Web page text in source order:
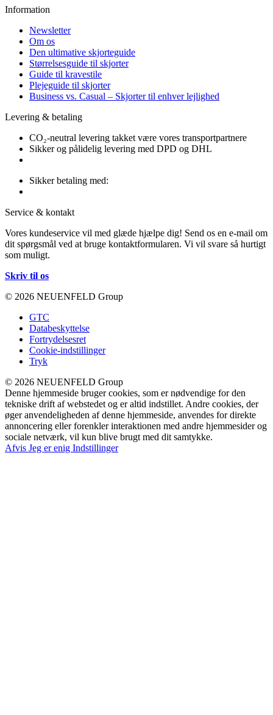
Information
Newsletter
Om os
Den ultimative skjorteguide
Størrelsesguide til skjorter
Guide til kravestile
Plejeguide til skjorter
Business vs. Casual – Skjorter til enhver lejlighed
Levering & betaling
CO₂-neutral levering takket være vores transportpartnere
Sikker og pålidelig levering med DPD og DHL
Sikker betaling med:
Service & kontakt
Vores kundeservice vil med glæde hjælpe dig! Send os en e-mail om
dit spørgsmål ved at bruge kontaktformularen. Vi vil svare så hurtigt
som muligt.
Skriv til os
© 2026 NEUENFELD Group
GTC
Databeskyttelse
Fortrydelsesret
Cookie-indstillinger
Tryk
© 2026 NEUENFELD Group
Denne hjemmeside bruger cookies, som er nødvendige for den
tekniske drift af webstedet og er altid indstillet. Andre cookies, der
øger anvendeligheden af denne hjemmeside, anvendes for direkte
annoncering eller forenkler interaktionen med andre hjemmesider og
sociale netværk, vil kun blive brugt med dit samtykke.
Afvis Jeg er enig Indstillinger